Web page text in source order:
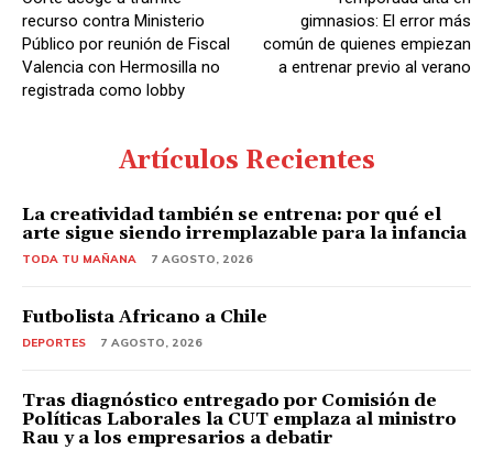
r
d
e
A
o
recurso contra Ministerio
Público por reunión de Fiscal
Valencia con Hermosilla no
registrada como lobby
gimnasios: El error más
común de quienes empiezan
a entrenar previo al verano
Artículos Recientes
La creatividad también se entrena: por qué el
arte sigue siendo irremplazable para la infancia
TODA TU MAÑANA 7 AGOSTO, 2026
Futbolista Africano a Chile
DEPORTES 7 AGOSTO, 2026
Tras diagnóstico entregado por Comisión de
Políticas Laborales la CUT emplaza al ministro
Rau y a los empresarios a debatir